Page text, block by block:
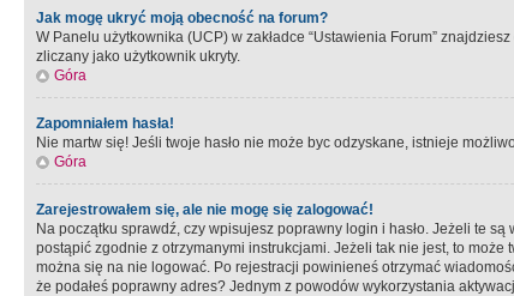
Jak mogę ukryć moją obecność na forum?
W Panelu użytkownika (UCP) w zakładce “Ustawienia Forum”
zliczany jako użytkownik ukryty.
Góra
Zapomniałem hasła!
Nie martw się! Jeśli twoje hasło nie może byc odzyskane, istnieje
Góra
Zarejestrowałem się, ale nie mogę się zalogować!
Na początku sprawdź, czy wpisujesz poprawny login i hasło. Jeżeli te
postąpić zgodnie z otrzymanymi instrukcjami. Jeżeli tak nie jest, to
można się na nie logować. Po rejestracji powinieneś otrzymać
że podałeś poprawny adres? Jednym z powodów wykorzystania